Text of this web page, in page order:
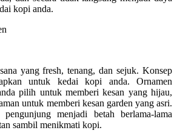
kopi anda.
yang fresh, tenang, dan sejuk. Konsep
untuk kedai kopi anda. Ornamen
pilih untuk memberi kesan yang hijau,
untuk memberi kesan garden yang asri.
menjadi betah berlama-lama
sambil menikmati kopi.